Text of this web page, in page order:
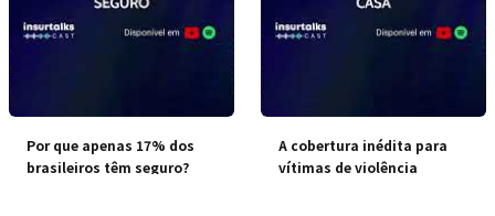
Por que apenas 17% dos
brasileiros têm seguro?
A cobertura inédita para
vítimas de violência